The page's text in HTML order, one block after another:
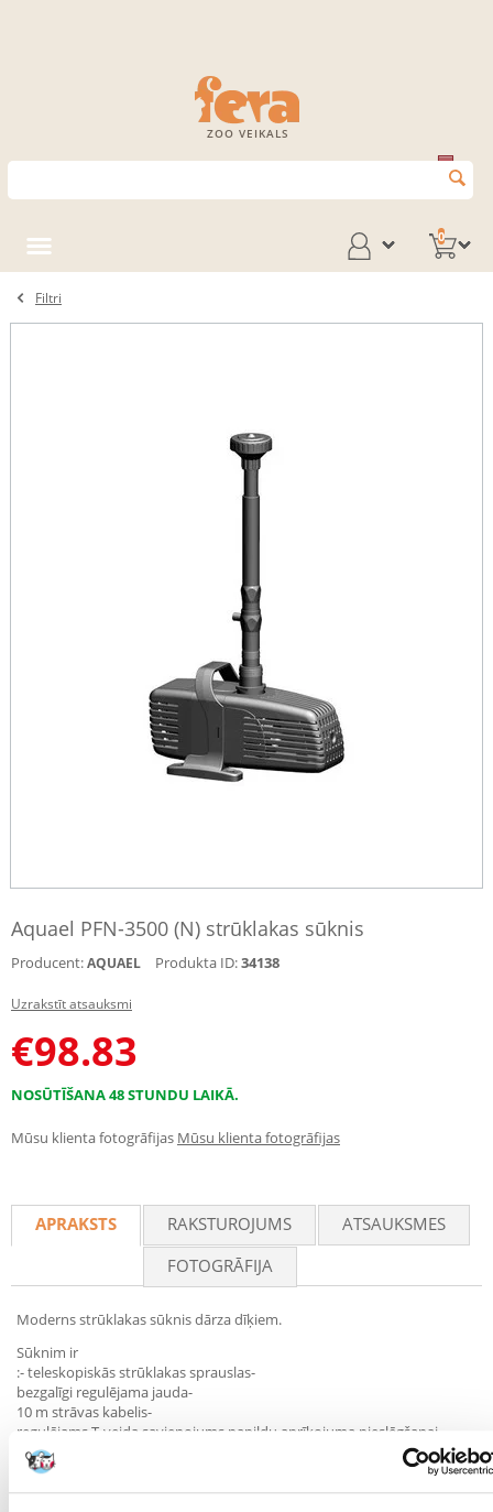
ZOO VEIKALS
0
Filtri
Aquael PFN-3500 (N) strūklakas sūknis
Producent:AQUAEL Produkta ID:34138
Uzrakstīt atsauksmi
€98.83
NOSŪTĪŠANA 48 STUNDU LAIKĀ.
Mūsu klienta fotogrāfijas Mūsu klienta fotogrāfijas
APRAKSTS RAKSTUROJUMS
ATSAUKSMES
FOTOGRĀFIJA
Moderns strūklakas sūknis dārza dīķiem.
Sūknim ir
:- teleskopiskās strūklakas sprauslas-
bezgalīgi regulējama jauda-
10 m strāvas kabelis-
regulējams T-veida savienojums papildu aprīkojuma pieslēgšanai-
iebūvēts priekšfiltrs-
var izmantot ar plašu strūklaku sprauslu klāstu-
termiskā aizsardzība